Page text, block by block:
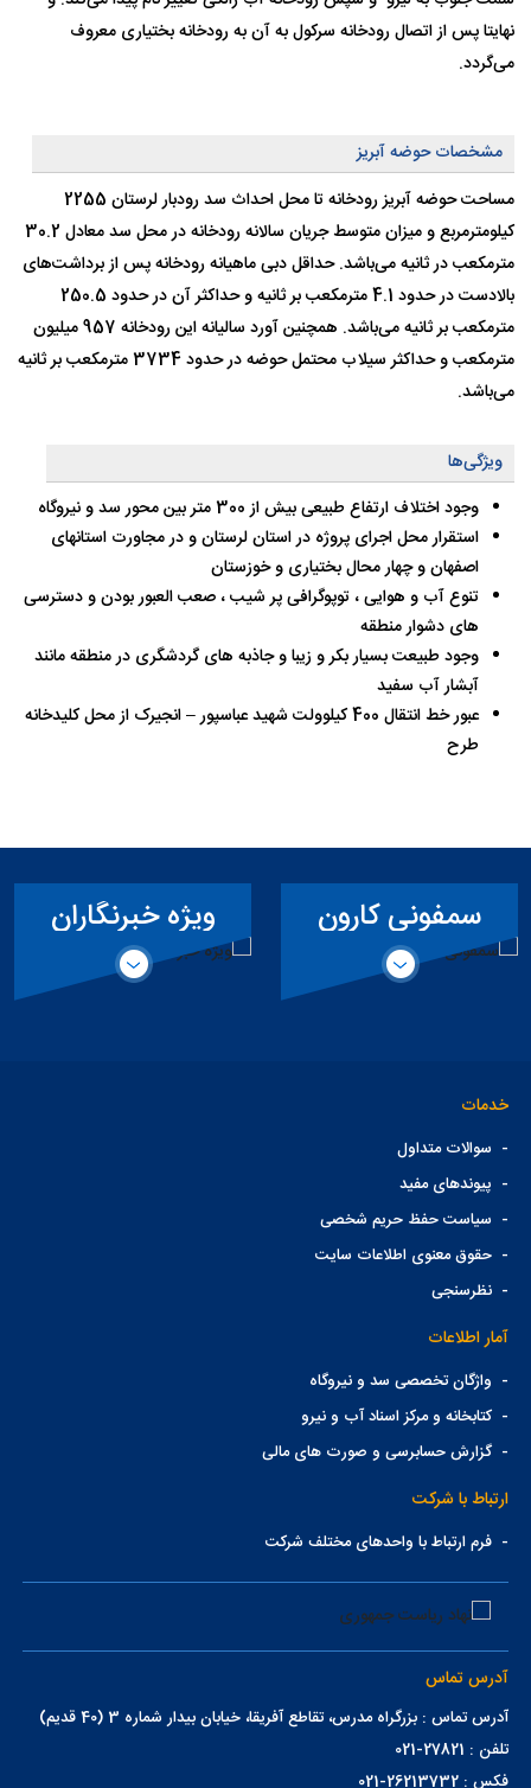
نهایتا پس از اتصال رودخانه سرکول به آن به رودخانه بختیاری معروف
می‌گردد.
مشخصات حوضه آبریز
مساحت حوضه آبریز رودخانه تا محل احداث سد رودبار لرستان 2255
کیلومترمربع و میزان متوسط جریان سالانه رودخانه در محل سد معادل 30.2
مترمکعب در ثانیه می‌باشد. حداقل دبی ماهیانه رودخانه پس از برداشت‌های
بالادست در حدود 4.1 مترمکعب بر ثانیه و حداکثر آن در حدود 250.5
مترمکعب بر ثانیه می‌باشد. همچنین آورد سالیانه این رودخانه 957 میلیون
مترمکعب و حداکثر سیلاب محتمل حوضه در حدود 3734 مترمکعب بر ثانیه
می‌باشد.
ویژگی‌ها
وجود اختلاف ارتفاع طبیعی بیش از 300 متر بین محور سد و نیروگاه
استقرار محل اجرای پروژه در استان لرستان و در مجاورت استانهای
اصفهان و چهار محال بختیاری و خوزستان
تنوع آب و هوایی ، توپوگرافی پر شیب ، صعب العبور بودن و دسترسی
های دشوار منطقه
وجود طبیعت بسیار بکر و زیبا و جاذبه های گردشگری در منطقه مانند
آبشار آب سفید
عبور خط انتقال 400 کیلوولت شهید عباسپور – انجیرک از محل کلیدخانه
طرح
ویژه خبرنگاران آرشیو
خدمات
- سوالات متداول
- پیوندهای مفید
- سیاست حفظ حریم شخصی
-حقوق معنوی اطلاعات سایت
-نظرسنجی
آمار اطلاعات
- واژگان تخصصی سد و نیروگاه
-کتابخانه و مرکز اسناد آب و نیرو
-گزارش حسابرسی و صورت های مالی
ارتباط با شرکت
-فرم ارتباط با واحدهای مختلف شرکت
آدرس تماس
آدرس تماس : بزرگراه مدرس، تقاطع آفریقا، خیابان بیدار شماره 3 (40 قدیم)
تلفن : 27821-021
فکس : 26213732-021